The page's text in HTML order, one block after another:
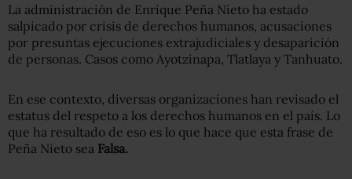
La administración de Enrique Peña Nieto ha estado
salpicado por crisis de derechos humanos, acusaciones
por presuntas ejecuciones extrajudiciales y desaparición
de personas. Casos como Ayotzinapa, Tlatlaya y Tanhuato.
En ese contexto, diversas organizaciones han revisado el
estatus del respeto a los derechos humanos en el país. Lo
que ha resultado de eso es lo que hace que esta frase de
Peña Nieto sea Falsa.